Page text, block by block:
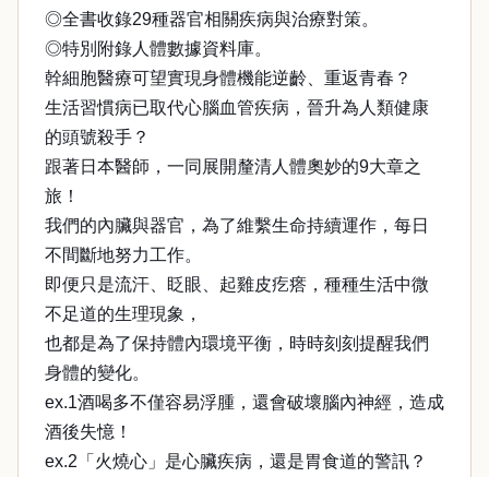
◎全書收錄29種器官相關疾病與治療對策。
◎特別附錄人體數據資料庫。
幹細胞醫療可望實現身體機能逆齡、重返青春？
生活習慣病已取代心腦血管疾病，晉升為人類健康
的頭號殺手？
跟著日本醫師，一同展開釐清人體奧妙的9大章之
旅！
我們的內臟與器官，為了維繫生命持續運作，每日
不間斷地努力工作。
即便只是流汗、眨眼、起雞皮疙瘩，種種生活中微
不足道的生理現象，
也都是為了保持體內環境平衡，時時刻刻提醒我們
身體的變化。
ex.1酒喝多不僅容易浮腫，還會破壞腦內神經，造成
酒後失憶！
ex.2「火燒心」是心臟疾病，還是胃食道的警訊？